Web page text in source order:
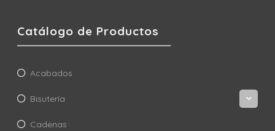
Catálogo de Productos
Acabados
Bisutería
Cadenas